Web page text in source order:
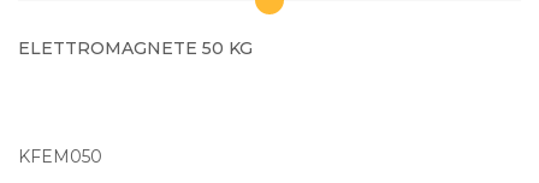
ELETTROMAGNETE 50 KG
KFEM050